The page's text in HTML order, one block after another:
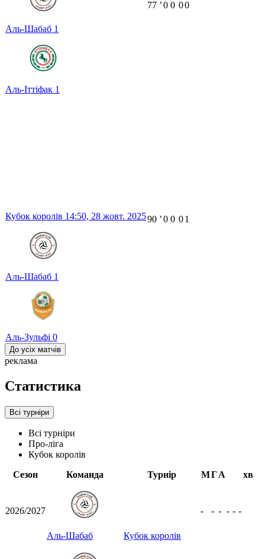
Аль-Шабаб 1
Аль-Іттіфак 1
77 ʼ0 0 00
Кубок королів 14:50, 28 жовт. 2025
Аль-Шабаб 1
Аль-Зульфі 0
90 ʼ0 0 01
До усіх матчів
реклама
Статистика
Всі турніри
Всі турніри
Про-ліга
Кубок королів
Сезон
Команда Турнір МГА хв
2026/2027
Аль-Шабаб Кубок королів
- - - - - -